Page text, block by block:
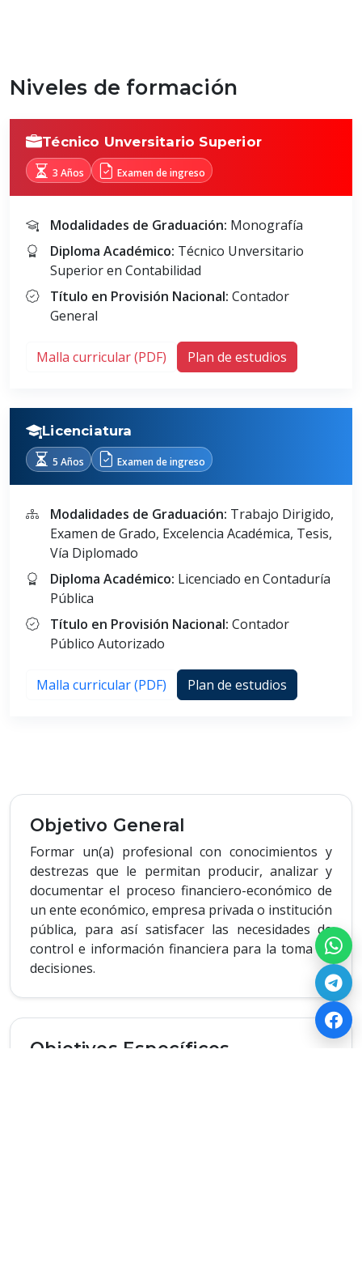
Niveles de formación
Técnico Unversitario Superior
3 Años Examen de ingreso
Modalidades de Graduación: Monografía
Diploma Académico: Técnico Unversitario
Superior en Contabilidad
Título en Provisión Nacional: Contador
General
Malla curricular (PDF) Plan de estudios
Licenciatura
5 Años Examen de ingreso
Modalidades de Graduación: Trabajo Dirigido,
Examen de Grado, Excelencia Académica, Tesis,
Vía Diplomado
Diploma Académico: Licenciado en Contaduría
Pública
Título en Provisión Nacional: Contador
Público Autorizado
Malla curricular (PDF) Plan de estudios
Objetivo General
Formar un(a) profesional con conocimientos y
destrezas que le permitan producir, analizar y
documentar el proceso financiero-económico de
un ente económico, empresa privada o institución
pública, para así satisfacer las necesidades de
control e información financiera para la toma de
decisiones.
Objetivos Específicos